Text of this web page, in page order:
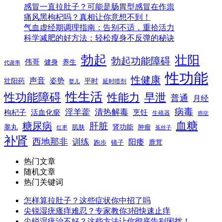
感冒一直拉肚子？可能是肠胃型感冒在作祟
痛风黑枸杞吗？真相让你意想不到！
气血虚经期调理指南：告别不适，重拾活力
科学减肥的好方法：轻松瘦身不反弹的秘诀
代谢率 伟哥 健身 养生 勃起 勃起功能障碍 壮阳
壮阳药 声音 姿势 婴儿 平时 延时喷剂 性健康 性功能
性功能障碍 性生活 性能力 早泄 普通 月经
枸杞子 活血化瘀 淫羊藿 清热解毒 烹饪 生殖器 病毒 癌症
睾丸 糖尿病 红枣 肌肤 肝脏 肾功能 肿瘤 菟丝子 血糖
补肾 西地那非 训练 跑步 镜子 阳痿 鹿茸
热门文章
随机文章
热门关键词
怎样算拉肚子？这些症状你中招了吗
尖锐湿疣瘙痒难忍？专家教你3招快速止痒